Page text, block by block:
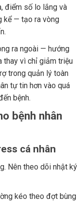
điểm số lo lắng và
kể — tạo ra vòng
ra ngoài — hướng
thay vì chỉ giảm triệu
trong quản lý toàn
tự tin hơn vào quá
bệnh.
bệnh nhân
cá nhân
Nên theo dõi nhật ký
kéo theo đợt bùng